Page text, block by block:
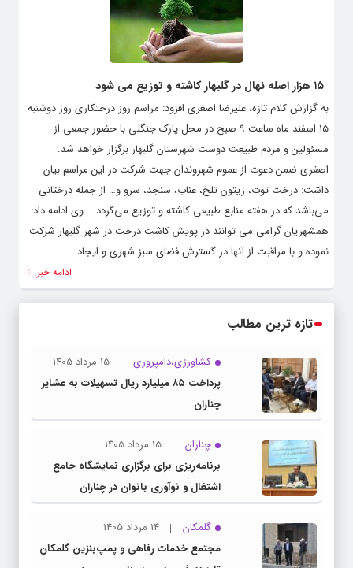
۱۵ هزار اصله نهال در گلبهار کاشته و توزیع می شود
به گزارش کلام تازه، علیرضا اصغری افزود: مراسم روز درختکاری روز دوشنبه
۱۵ اسفند ماه ساعت ۹ صبح در محل پارک جنگلی با حضور جمعی از
مسئولین و مردم طبیعت دوست شهرستان گلبهار برگزار خواهد شد.
اصغری ضمن دعوت از عموم شهروندان جهت شرکت در این مراسم بیان
داشت: درخت توت، زیتون تلخ، عناب، سنجد، سرو و… از جمله درختانی
می‌باشد که در هفته منابع طبیعی کاشته و توزیع می‌گردد. وی ادامه داد:
همشهریان گرامی می توانند در پویش کاشت درخت در شهر گلبهار شرکت
نموده و با مراقبت از آنها در گسترش فضای سبز شهری و ایجاد...
ادامه خبر
تازه ترین مطالب
کشاورزی،دامپروری
15 مرداد 1405
پرداخت ۸۵ میلیارد ریال تسهیلات به عشایر
چناران
چناران
15 مرداد 1405
برنامه‌ریزی برای برگزاری نمایشگاه جامع
اشتغال و نوآوری بانوان در چناران
گلمکان
14 مرداد 1405
مجتمع خدمات رفاهی و پمپ‌بنزین گلمکان